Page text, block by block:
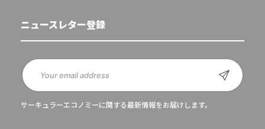
ニュースレター登録
サーキュラーエコノミーに関する最新情報をお届けします。